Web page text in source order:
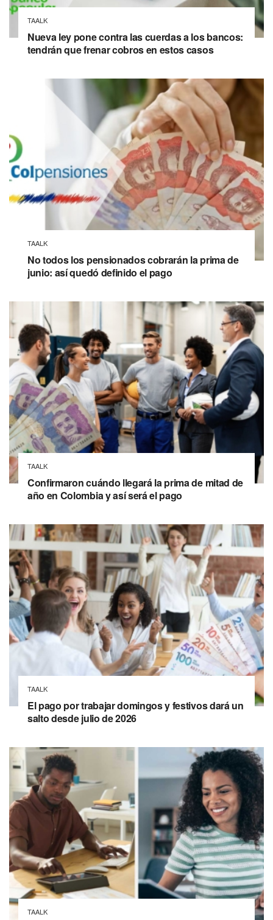
TAALK
Nueva ley pone contra las cuerdas a los bancos:
tendrán que frenar cobros en estos casos
TAALK
No todos los pensionados cobrarán la prima de
junio: así quedó definido el pago
TAALK
Confirmaron cuándo llegará la prima de mitad de
año en Colombia y así será el pago
TAALK
El pago por trabajar domingos y festivos dará un
salto desde julio de 2026
TAALK